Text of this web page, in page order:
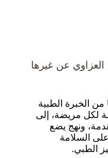
العزاوي عن غيرها
أكثر من 20 عامًا من الخبرة الطبية
لكل مريضة، إلى
ونهج يضع
السلامة
الطبي.